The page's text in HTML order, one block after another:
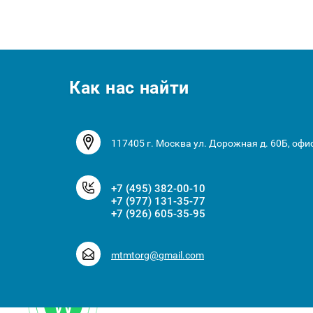
Как нас найти
117405 г. Москва ул. Дорожная д. 60Б,
+7 (495) 382-00-10
+7 (977) 131-35-77
+7 (926) 605-35-95
mtmtorg@gmail.com
W